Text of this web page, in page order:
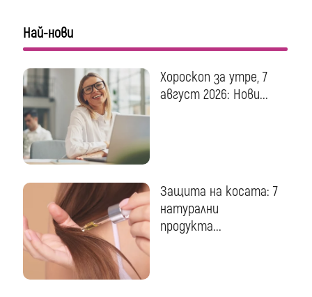
Най-нови
Хороскоп за утре, 7
август 2026: Нови...
Защита на косата: 7
натурални
продукта...